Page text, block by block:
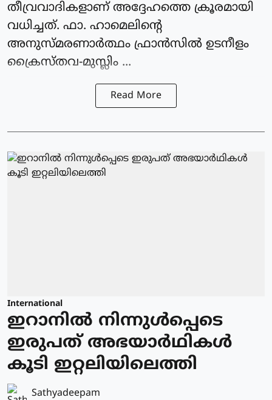
തീവ്രവാദികളാണ് അദ്ദേഹത്തെ ക്രൂരമായി
വധിച്ചത്. ഫാ. ഹാമെലിന്റെ
അനുസ്മരണാര്‍ത്ഥം ഫ്രാന്‍സില്‍ ഉടനീളം
ക്രൈസ്തവ-മുസ്ലിം ...
Read More
International
ഇറാനിൽ നിന്നുള്‍പ്പെടെ
ഇരുപത് അഭയാര്‍ഥികള്‍
കൂടി ഇറ്റലിയിലെത്തി
Sathyadeepam